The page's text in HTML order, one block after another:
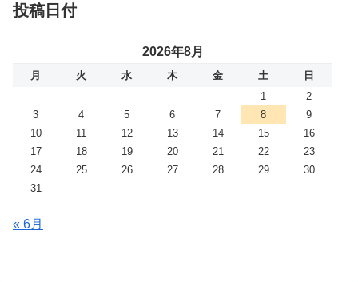
投稿日付
2026年8月
月 火 水 木 金 土
日
1
2
3
4 5 6 7 8
9
10
11 12 13 14 15
16
17
18 19 20 21 22
23
24
25 26 27 28 29
30
31
« 6月